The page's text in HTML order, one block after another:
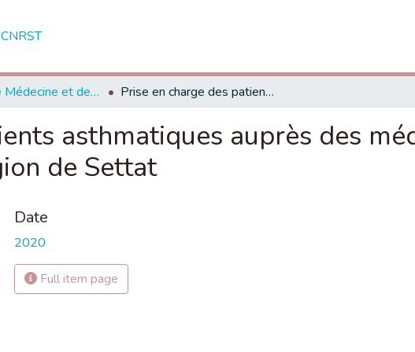
CNRST
Faculté de Médecine et de Pharmacie - Marrakech Prise en charge des patients asthmatiques auprès des médecins généralistes dans la région de Settat
asthmatiques auprès des
de Settat
Date
2020
Full item page